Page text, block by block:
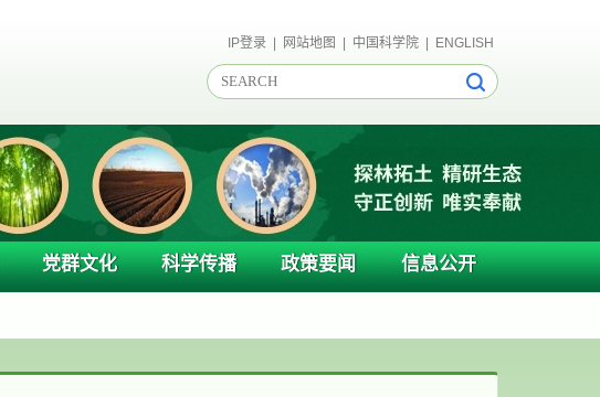
IP登录| 网站地图 中国科学院| ENGLISH
党群文化 科学传播 政策要闻 信息公开